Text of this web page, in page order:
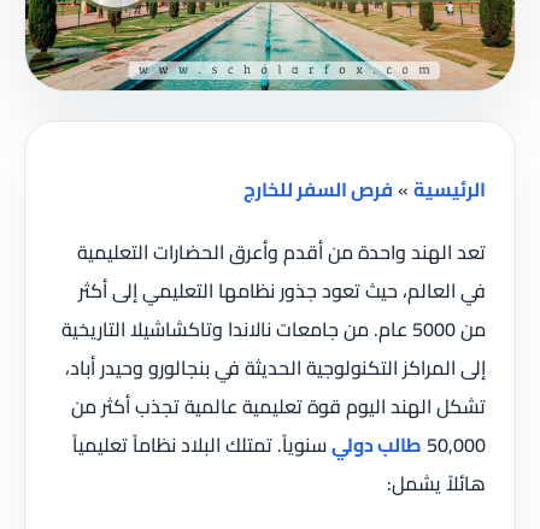
فرص السفر للخارج
واحدة من أقدم وأعرق الحضارات التعليمية
حيث تعود جذور نظامها التعليمي إلى أكثر
من 5000 عام. من جامعات نالاندا وتاكشاشيلا التاريخية
التكنولوجية الحديثة في بنجالورو وحيدر أباد،
اليوم قوة تعليمية عالمية تجذب أكثر من
طالب دولي سنوياً. تمتلك البلاد نظاماً تعليمياً
يشمل: